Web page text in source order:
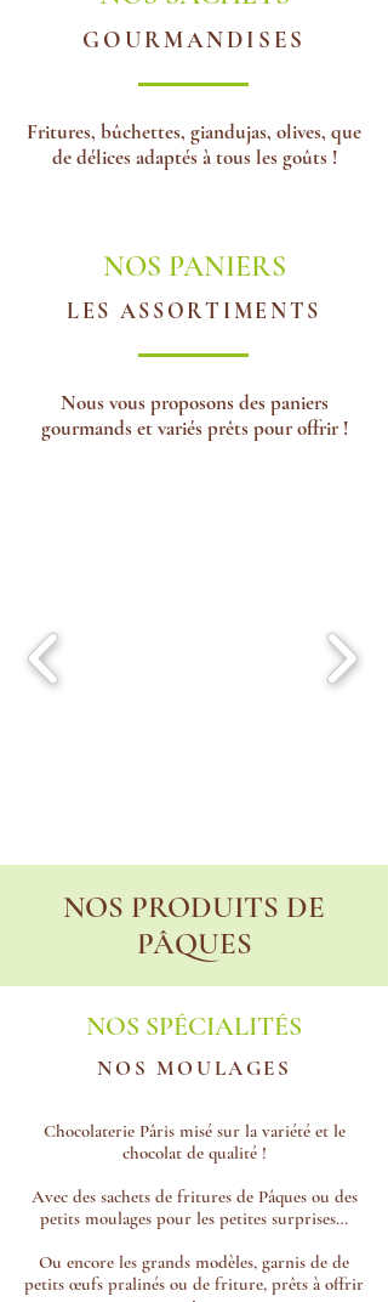
GOURMANDISES
Fritures, bûchettes, giandujas, olives, que
de délices adaptés à tous les goûts !
NOS PANIERS
LES ASSORTIMENTS
Nous vous proposons des paniers
gourmands etvariés prêts pour offrir !
NOS PRODUITS DE
PÂQUES
NOS SPÉCIALITÉS
NOS MOULAGES
Chocolaterie Pâris misé sur la variété et le
chocolat de qualité !
Avec des sachets de fritures de Pâques ou des
petits moulages pour les petites surprises…
Ou encore les grands modèles, garnis de de
petits œufs pralinés ou de friture, prêts à offrir